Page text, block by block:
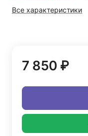
Все характеристики
7 850 ₽